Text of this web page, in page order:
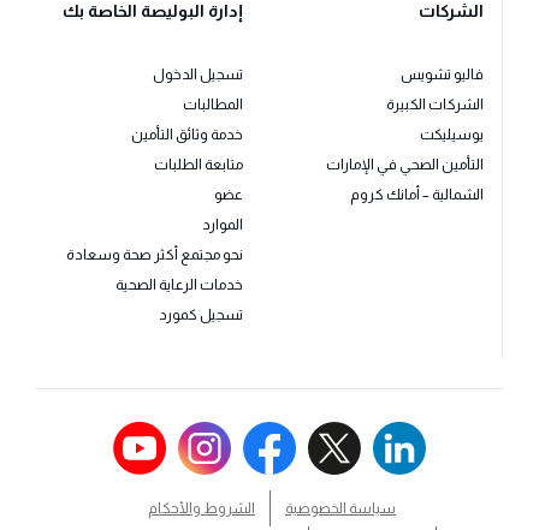
الشركات
فاليو تشويس
الشركات الكبيرة
يوسيليكت
التأمين الصحي في الإمارات
الشمالية – أمانك كروم
إدارة البوليصة الخاصة بك
تسجيل الدخول
المطالبات
خدمة وثائق التأمين
متابعة الطلبات
عضو
الموارد
نحو مجتمع أكثر صحة وسعادة
خدمات الرعاية الصحية
تسجيل كمورد
سياسة الخصوصية الشروط والأحكام